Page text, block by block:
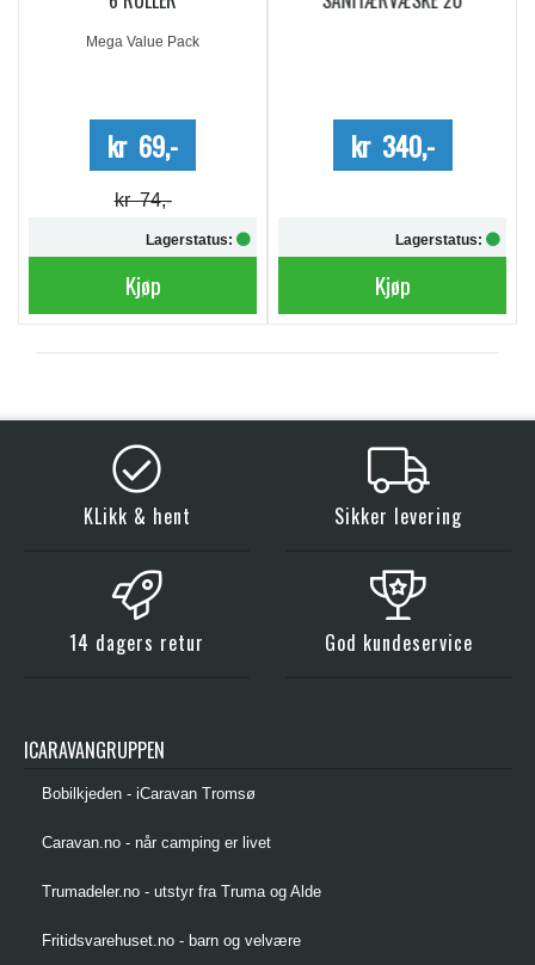
Mega Value Pack
kr 69,-
kr 74,-
Lagerstatus:
Kjøp
kr 340,-
Lagerstatus:
Kjøp
KLikk & hent Sikker levering
14 dagers retur God kundeservice
ICARAVANGRUPPEN
Bobilkjeden - iCaravan Tromsø
Caravan.no - når camping er livet
Trumadeler.no - utstyr fra Truma og Alde
Fritidsvarehuset.no - barn og velvære